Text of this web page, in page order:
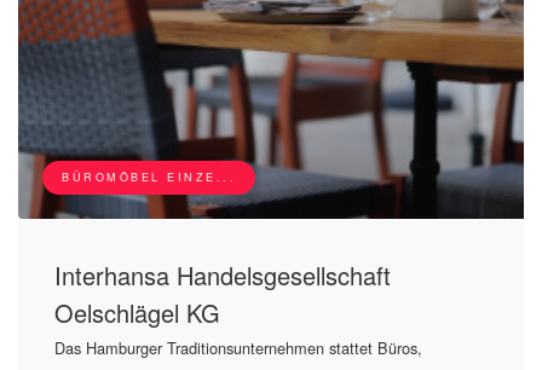
BÜROMÖBEL EINZE...
Interhansa Handelsgesellschaft
Oelschlägel KG
Das Hamburger Traditionsunternehmen stattet Büros,